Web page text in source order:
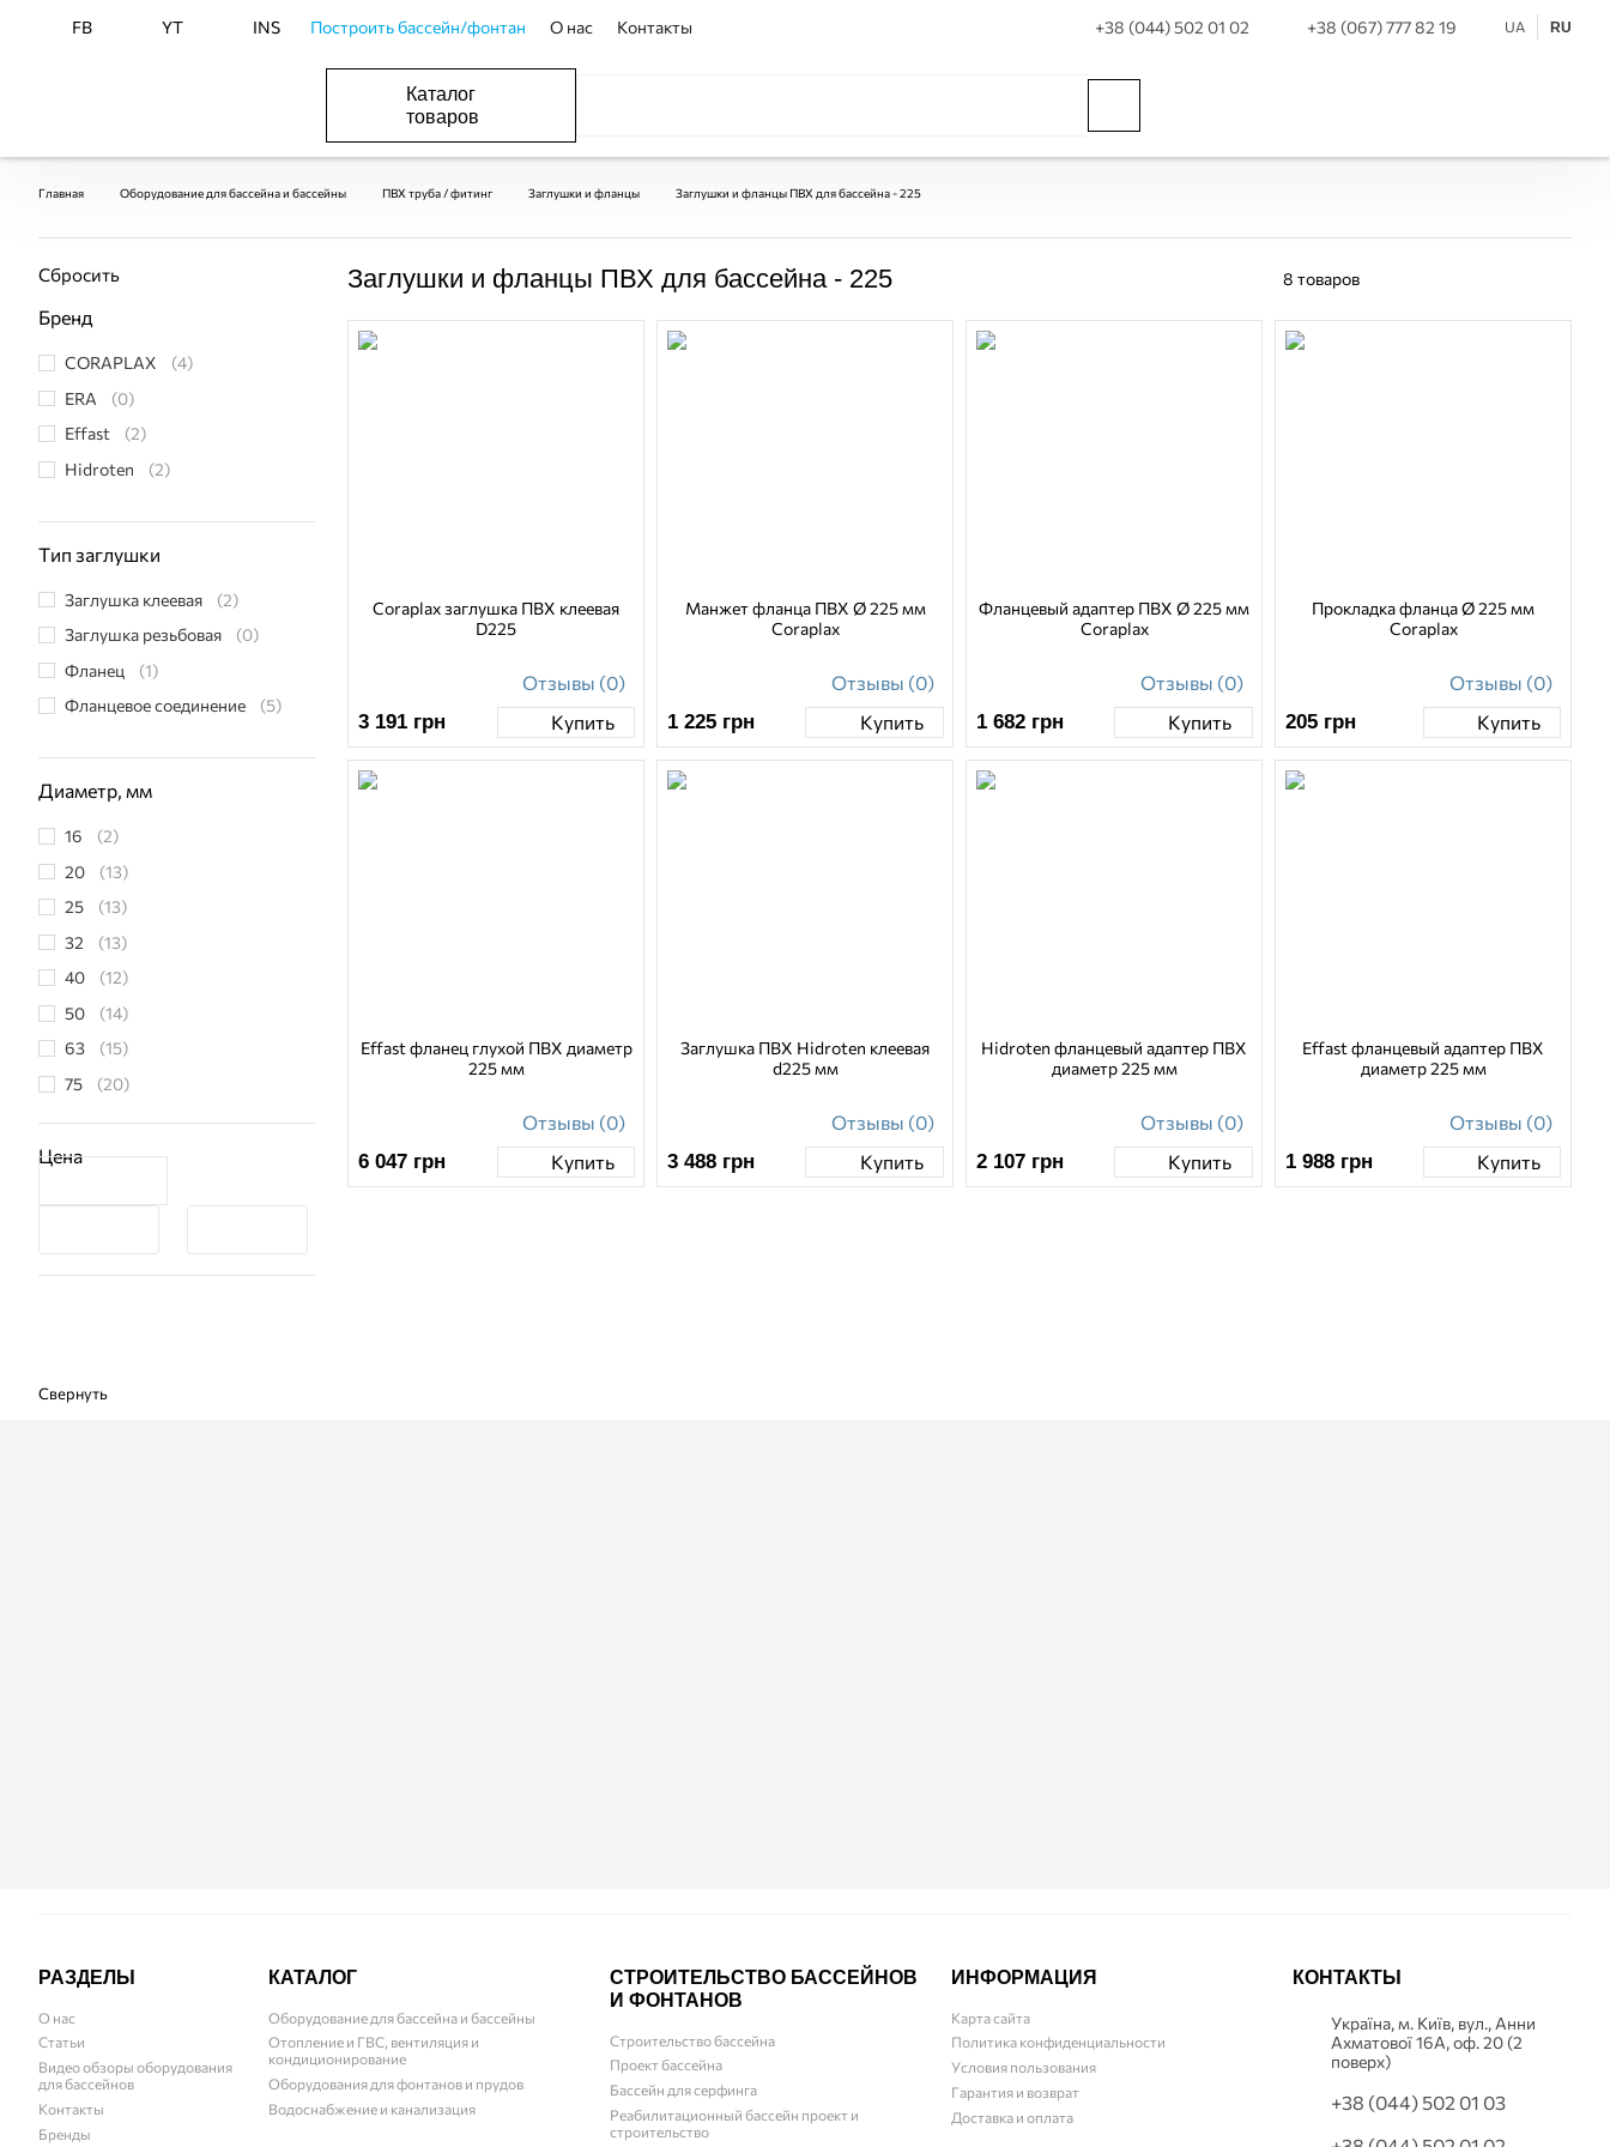
FB YT INS Построить бассейн/фонтан О нас Контакты +38 (044) 502 01 02 +38 (067) 777 82 19 UA RU
Каталог
товаров
Главная Оборудование для бассейна и бассейны ПВХ труба / фитинг Заглушки и фланцы Заглушки и фланцы ПВХ для бассейна - 225
Сбросить
Бренд
CORAPLAX
(4)
ERA
(0)
Effast
(2)
Hidroten
(2)
Тип заглушки
Заглушка клеевая
(2)
Заглушка резьбовая
(0)
Фланец
(1)
Фланцевое соединение
(5)
Диаметр, мм
16
(2)
20
(13)
25
(13)
32
(13)
40
(12)
50
(14)
63
(15)
75
(20)
90
(19)
110
(17)
160
(11)
315
(8)
Цена
Заглушки и фланцы ПВХ для бассейна - 225 8 товаров
Coraplax заглушка ПВХ клеевая
D225
Отзывы (0)
3 191 грн Купить
Манжет фланца ПВХ Ø 225 мм
Coraplax
Отзывы (0)
1 225 грн Купить
Фланцевый адаптер ПВХ Ø 225 мм
Coraplax
Отзывы (0)
1 682 грн Купить
Прокладка фланца Ø 225 мм
Coraplax
Отзывы (0)
205 грн Купить
Effast фланец глухой ПВХ диаметр
225 мм
Отзывы (0)
6 047 грн Купить
Заглушка ПВХ Hidroten клеевая
d225 мм
Отзывы (0)
3 488 грн Купить
Hidroten фланцевый адаптер ПВХ
диаметр 225 мм
Отзывы (0)
2 107 грн Купить
Effast фланцевый адаптер ПВХ
диаметр 225 мм
Отзывы (0)
1 988 грн Купить
РАЗДЕЛЫ
О нас
Статьи
Видео обзоры оборудования
для бассейнов
Контакты
Бренды
КАТАЛОГ
Оборудование для бассейна и бассейны
Отопление и ГВС, вентиляция и
кондиционирование
Оборудования для фонтанов и прудов
Водоснабжение и канализация
СТРОИТЕЛЬСТВО БАССЕЙНОВ
И ФОНТАНОВ
Строительство бассейна
Проект бассейна
Бассейн для серфинга
Реабилитационный бассейн проект и
строительство
ИНФОРМАЦИЯ
Карта сайта
Политика конфиденциальности
Условия пользования
Гарантия и возврат
Доставка и оплата
КОНТАКТЫ
Українa, м. Київ, вул., Анни
Ахматової 16А, оф. 20 (2
поверх)
+38 (044) 502 01 03